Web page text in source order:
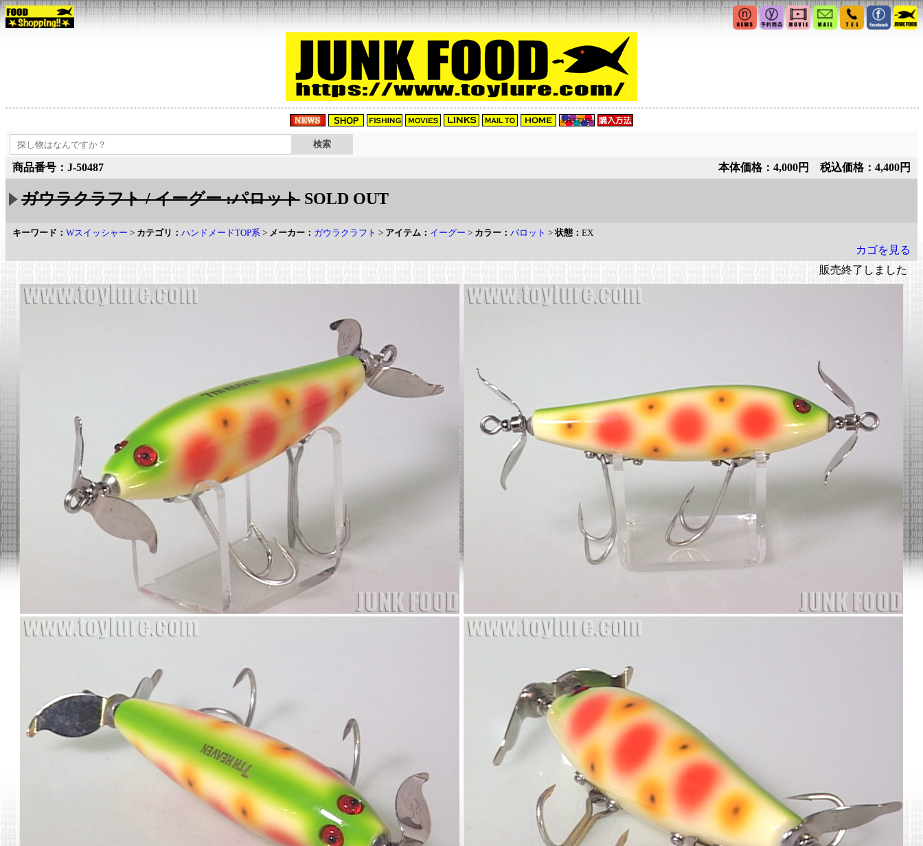
商品番号：J-50487 本体価格：4,000円 税込価格：4,400円
ガウラクラフト / イーグー :パロット SOLD OUT
キーワード： Wスイッシャー > カテゴリ： ハンドメードTOP系 > メーカー： ガウラクラフト > アイテム： イーグー > カラー： パロット >状態： EX
カゴを見る
販売終了しました